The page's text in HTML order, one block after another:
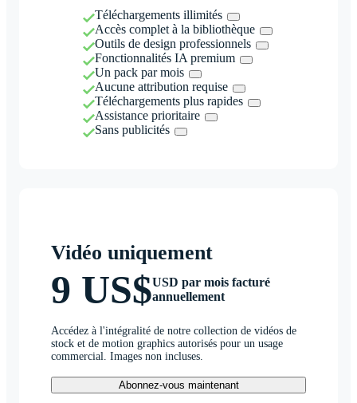
Téléchargements illimités
Accès complet à la bibliothèque
Outils de design professionnels
Fonctionnalités IA premium
Un pack par mois
Aucune attribution requise
Téléchargements plus rapides
Assistance prioritaire
Sans publicités
Vidéo uniquement
9 US$USD par mois facturé
annuellement
Accédez à l'intégralité de notre collection de vidéos de
stock et de motion graphics autorisés pour un usage
commercial. Images non incluses.
Abonnez-vous maintenant